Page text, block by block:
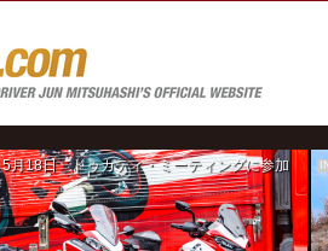
5月18日 ドゥカティ・ミーティングに参加